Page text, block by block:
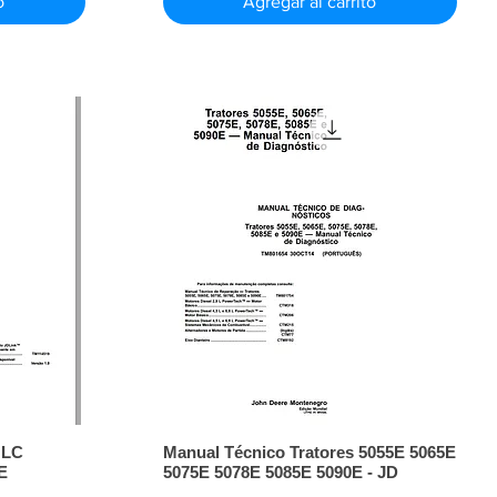
Manual Técnico Tratores 5055E 5065E
5075E 5078E 5085E 5090E - JD